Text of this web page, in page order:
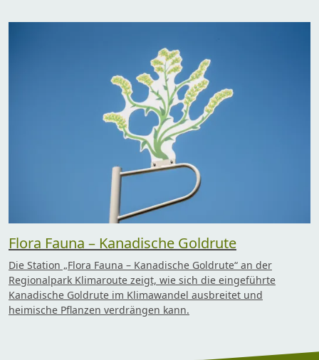
Flora Fauna – Kanadische Goldrute
Die Station „Flora Fauna – Kanadische Goldrute“ an der
Regionalpark Klimaroute zeigt, wie sich die eingeführte
Kanadische Goldrute im Klimawandel ausbreitet und
heimische Pflanzen verdrängen kann.